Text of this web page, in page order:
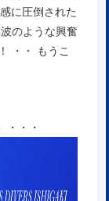
に圧倒された
のような興奮
・・ もうこ
・・・